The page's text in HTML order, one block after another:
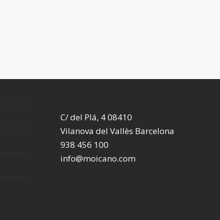
C/ del Plá, 4 08410
Vilanova del Vallès Barcelona
938 456 100
info@moicano.com